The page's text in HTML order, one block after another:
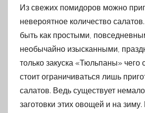
Из свежих помидоров можно
невероятное количество
быть как простыми,
необычайно изысканными,
только закуска «Тюльпаны» чего
стоит ограничиваться лишь
салатов. Ведь существует
заготовки этих овощей и на